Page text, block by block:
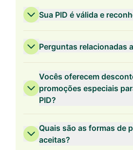
Sua PID é válida e
Perguntas relacionadas
Vocês oferecem
promoções especiais
PID?
Quais são as formas de
aceitas?